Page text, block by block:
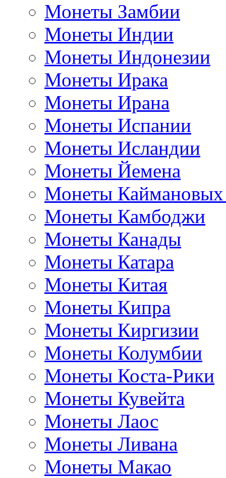
Монеты Замбии
Монеты Индии
Монеты Индонезии
Монеты Ирака
Монеты Ирана
Монеты Испании
Монеты Исландии
Монеты Йемена
Монеты Каймановых
Монеты Камбоджи
Монеты Канады
Монеты Катара
Монеты Китая
Монеты Кипра
Монеты Киргизии
Монеты Колумбии
Монеты Коста-Рики
Монеты Кувейта
Монеты Лаос
Монеты Ливана
Монеты Макао